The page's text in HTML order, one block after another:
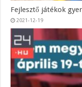
Fejlesztő játékok
2021-12-19